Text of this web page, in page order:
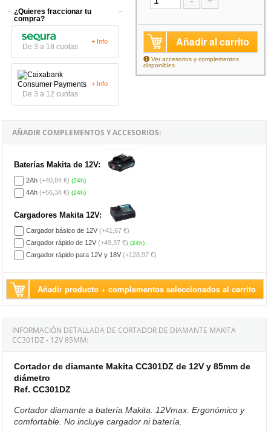
¿Quieres fraccionar tu
compra?
De 3 a 18 cuotas
+ Info
De 3 a 12 cuotas
+ Info
Añadir al carrito
Ver accesorios y complementos
disponibles
AÑADIR COMPLEMENTOS Y ACCESORIOS:
Baterías Makita de 12V:
2Ah (+40,84 €) (24h)
4Ah (+56,34 €) (24h)
Cargadores Makita 12V:
Cargador básico de 12V (+41,67 €)
Cargador rápido de 12V (+49,37 €) (24h)
Cargador rápido para 12V y 18V (+128,97 €)
Añadir producto + complementos seleccionados al carrito
INFORMACIÓN DETALLADA DE CORTADOR DE DIAMANTE MAKITA
CC301DZ - 12V 85MM:
Cortador de diamante Makita CC301DZ de 12V y 85mm de
diámetro
Ref. CC301DZ
Cortador diamante a batería Makita. 12Vmax. Ergonómico y
comfortable. No incluye cargador ni batería.